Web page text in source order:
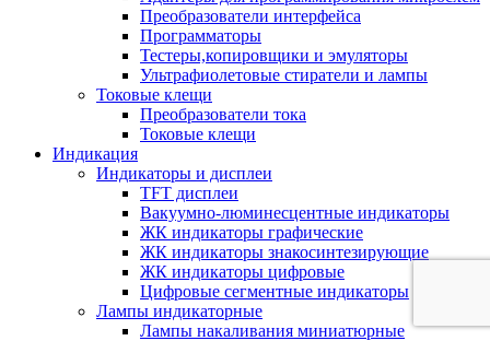
Преобразователи интерфейса
Программаторы
Тестеры,копировщики и эмуляторы
Ультрафиолетовые стиратели и лампы
Токовые клещи
Преобразователи тока
Токовые клещи
Индикация
Индикаторы и дисплеи
TFT дисплеи
Вакуумно-люминесцентные индикаторы
ЖК индикаторы графические
ЖК индикаторы знакосинтезирующие
ЖК индикаторы цифровые
Цифровые сегментные индикаторы
Лампы индикаторные
Лампы накаливания миниатюрные